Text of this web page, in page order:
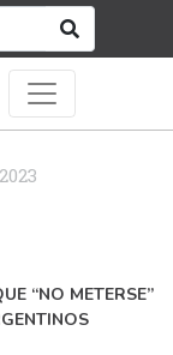
“NO METERSE”